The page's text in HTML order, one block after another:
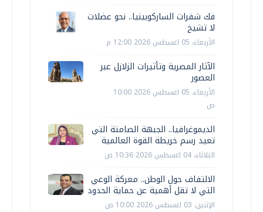
فك شفرات الساركوبينيا.. نحو عضلات
لا تشيخ
الأربعاء، 05 اغسطس 2026 12:00 م
الآثار المصرية وتأثيرات الزلازل عبر
العصور
الأربعاء، 05 اغسطس 2026 10:00
ص
الديموغرافيا.. الجبهة الصامتة التي
تعيد رسم خريطة القوة العالمية
الثلاثاء، 04 اغسطس 2026 10:36 ص
الالتفاف حول الوطن.. معركة الوعي
التي لا تقل أهمية عن حماية الحدود
الإثنين، 03 اغسطس 2026 10:00 ص